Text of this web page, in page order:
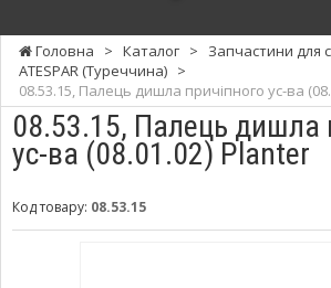
до
сільгосптехніки,
навантажувачів
та
вантажівок
Головна > Каталог > Запчастини для
ATESPAR (Туреччина) >
08.53.15, Палець дишла причіпного ус-ва
08.53.15, Палець дишла
ус-ва (08.01.02) Planter
Код товару: 08.53.15